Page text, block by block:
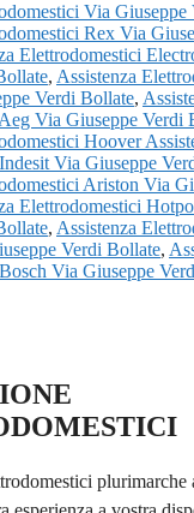
Via
Rex Via
Elettrodomestici
, Assistenza
Verdi Bollate,
Via Giuseppe Verdi
Hoover
Via Giuseppe
Ariston Via
Elettrodomestici
, Assistenza
Verdi Bollate,
Via Giuseppe